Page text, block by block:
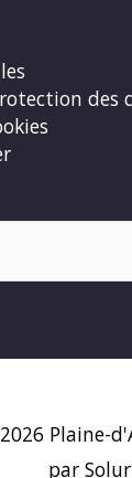
des
Plaine-
par